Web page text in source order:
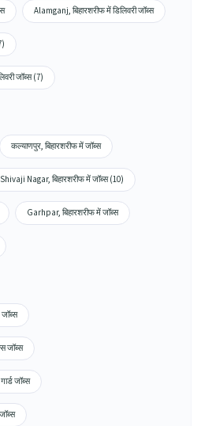
Alamganj, बिहारशरीफ में डिलिवरी जॉब्स
जॉब्स (7)
कल्याणपुर, बिहारशरीफ में जॉब्स
Shivaji Nagar, बिहारशरीफ में जॉब्स (10)
Garhpar, बिहारशरीफ में जॉब्स
जॉब्स
जॉब्स
जॉब्स